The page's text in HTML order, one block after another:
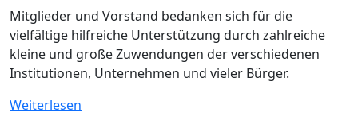
Mitglieder und Vorstand bedanken sich für die
vielfältige hilfreiche Unterstützung durch zahlreiche
kleine und große Zuwendungen der verschiedenen
Institutionen, Unternehmen und vieler Bürger.
Weiterlesen